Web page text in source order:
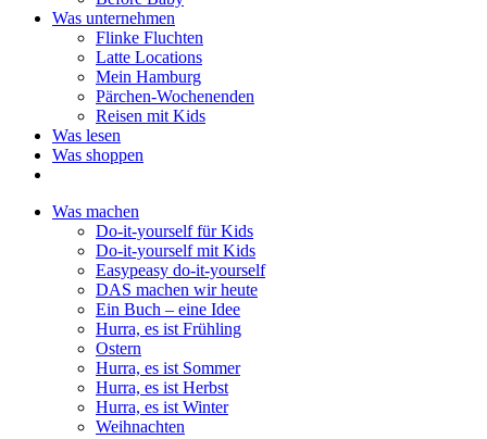
Was unternehmen
Flinke Fluchten
Latte Locations
Mein Hamburg
Pärchen-Wochenenden
Reisen mit Kids
Was lesen
Was shoppen
Was machen
Do-it-yourself für Kids
Do-it-yourself mit Kids
Easypeasy do-it-yourself
DAS machen wir heute
Ein Buch – eine Idee
Hurra, es ist Frühling
Ostern
Hurra, es ist Sommer
Hurra, es ist Herbst
Hurra, es ist Winter
Weihnachten